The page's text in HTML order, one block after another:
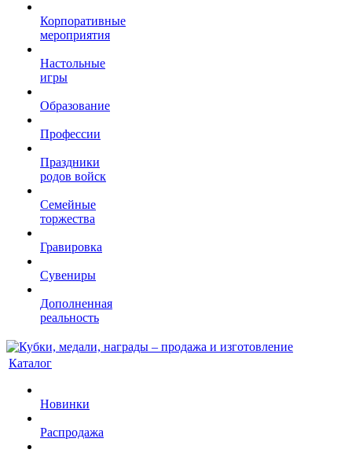
Корпоративные
мероприятия
Настольные
игры
Образование
Профессии
Праздники
родов войск
Семейные
торжества
Гравировка
Сувениры
Дополненная
реальность
Каталог
Новинки
Распродажа